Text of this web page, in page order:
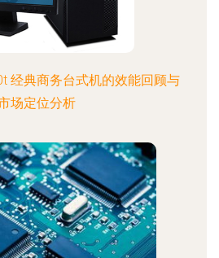
经典商务台式机的效能回顾与
场定位分析